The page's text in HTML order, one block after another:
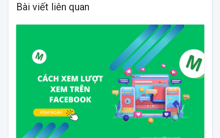
Bài viết liên quan